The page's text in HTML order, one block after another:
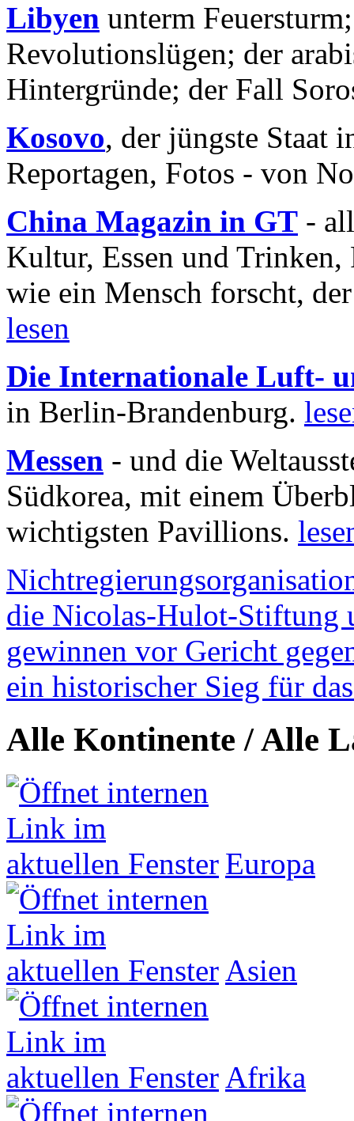
Libyen unterm
Revolutionslügen; der
Hintergründe; der Fall
Kosovo, der jüngste Staat
Reportagen, Fotos - von
China Magazin in GT -
Kultur, Essen und
wie ein Mensch forscht,
lesen
Die Internationale Luft-
in Berlin-Brandenburg.
Messen - und die
Südkorea, mit einem
wichtigsten Pavillions.
die Nicolas-Hulot-Stiftung
gewinnen vor Gericht
ein historischer Sieg für
Alle Kontinente / Alle
Europa
Asien
Afrika